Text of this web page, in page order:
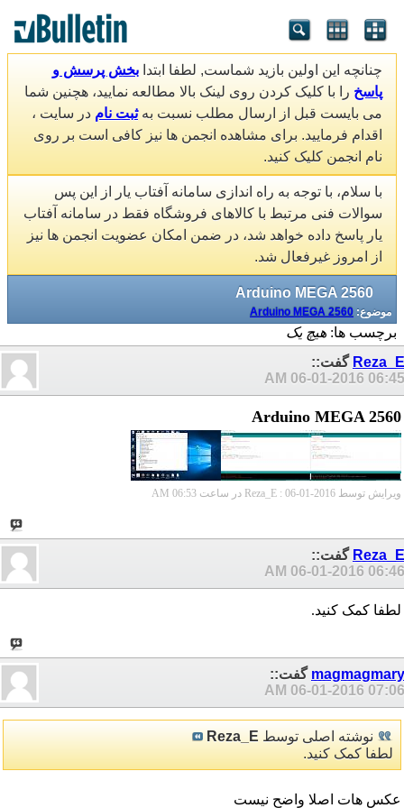
چنانچه این اولین بازید شماست, لطفا ابتدا بخش پرسش و
پاسخ را با کلیک کردن روی لینک بالا مطالعه نمایید، هچنین شما
می بایست قبل از ارسال مطلب نسبت بهثبت نام در سایت ،
اقدام فرمایید. برای مشاهده انجمن ها نیز کافی است بر روی
نام انجمن کلیک کنید.
با سلام، با توجه به راه اندازی سامانه آفتاب یار از این پس
سوالات فنی مرتبط با کالاهای فروشگاه فقط در سامانه آفتاب
یار پاسخ داده خواهد شد، در ضمن امکان عضویت انجمن ها نیز
از امروز غیرفعال شد.
Arduino MEGA 2560
موضوع: Arduino MEGA 2560
برچسب ها: هیچ یک
Reza_E گفت::
06-01-2016 06:45 AM
Arduino MEGA 2560
ویرایش توسط Reza_E : 06-01-2016 در ساعت 06:53 AM
Reza_E گفت::
06-01-2016 06:46 AM
لطفا کمک کنید.
magmagmary گفت::
06-01-2016 07:06 AM
نوشته اصلی توسط Reza_E
لطفا کمک کنید.
عکس هات اصلا واضح نیست